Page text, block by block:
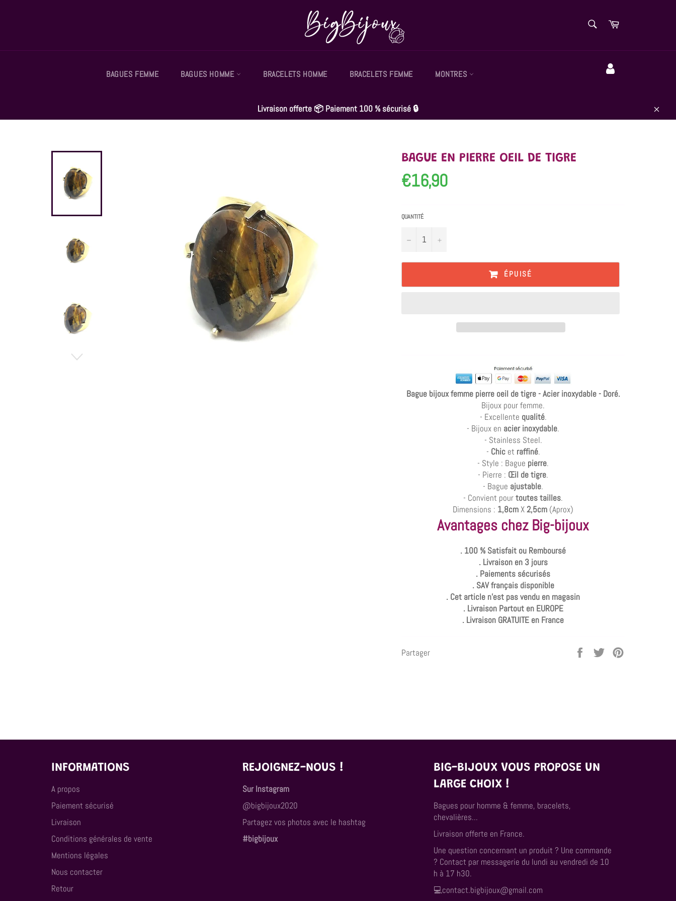
Panier
BAGUES FEMME BAGUES HOMME BRACELETS HOMME BRACELETS FEMME MONTRES
Livraison offerte 📦 Paiement 100 % sécurisé 🔒
Close
BAGUE EN PIERRE OEIL DE TIGRE
Prix
régulier
€16,90
QUANTITÉ
− +
ÉPUISÉ
Bague bijoux femme pierre oeil de tigre - Acier inoxydable - Doré.
Bijoux pour femme.
- Excellente qualité.
- Bijoux en acier inoxydable.
- Stainless Steel.
- Chicet raffiné.
- Style : Bague pierre.
- Pierre : Œil de tigre.
- Bague ajustable.
- Convient pourtoutes tailles.
Dimensions : 1,8cmX2,5cm (Aprox)
Avantages chez Big-bijoux
. 100 % Satisfait ou Remboursé
. Livraison en 3 jours
. Paiements sécurisés
. SAV français disponible
. Cet article n'est pas vendu en magasin
. Livraison Partout en EUROPE
. Livraison GRATUITE en France
Partager
PartagerTweeter
INFORMATIONS
A propos
Paiement sécurisé
Livraison
Conditions générales de vente
Mentions légales
Nous contacter
Retour
REJOIGNEZ-NOUS !
Sur Instagram
@bigbijoux2020
Partagez vos photos avec le hashtag
#bigbijoux
BIG-BIJOUX VOUS PROPOSE UN
LARGE CHOIX !
Bagues pour homme & femme, bracelets,
chevalières...
Livraison offerte en France.
Une question concernant un produit ? Une commande
? Contact par messagerie du lundi au vendredi de 10
h à 17 h30.
💻contact.bigbijoux@gmail.com